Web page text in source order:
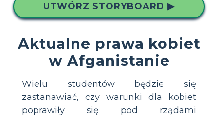
UTWÓRZ STORYBOARD ▶
Aktualne prawa kobiet
w Afganistanie
Wielu studentów będzie się
zastanawiać, czy warunki dla kobiet
poprawiły się pod rządami